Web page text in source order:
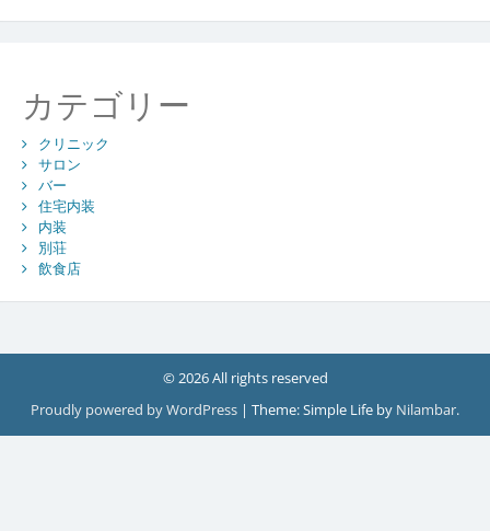
カテゴリー
クリニック
サロン
バー
住宅内装
内装
別荘
飲食店
© 2026 All rights reserved
Proudly powered by WordPress | Theme: Simple Life by Nilambar.